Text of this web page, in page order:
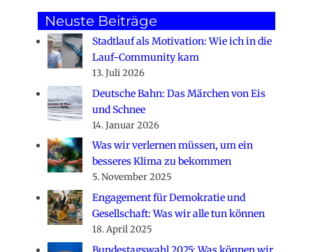
Neuste Beiträge
Stadtlauf als Motivation: Wie ich in die
Lauf-Community kam
13. Juli 2026
Deutsche Bahn: Das Märchen von Eis
und Schnee
14. Januar 2026
Was wir verlernen müssen, um ein
besseres Klima zu bekommen
5. November 2025
Engagement für Demokratie und
Gesellschaft: Was wir alle tun können
18. April 2025